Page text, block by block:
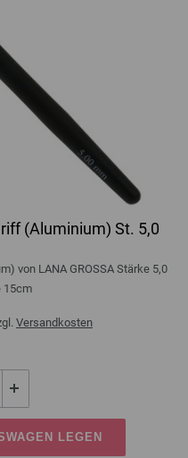
(Aluminium) St. 5,0
von LANA GROSSA Stärke 5,0
15cm
Versandkosten
LEGEN